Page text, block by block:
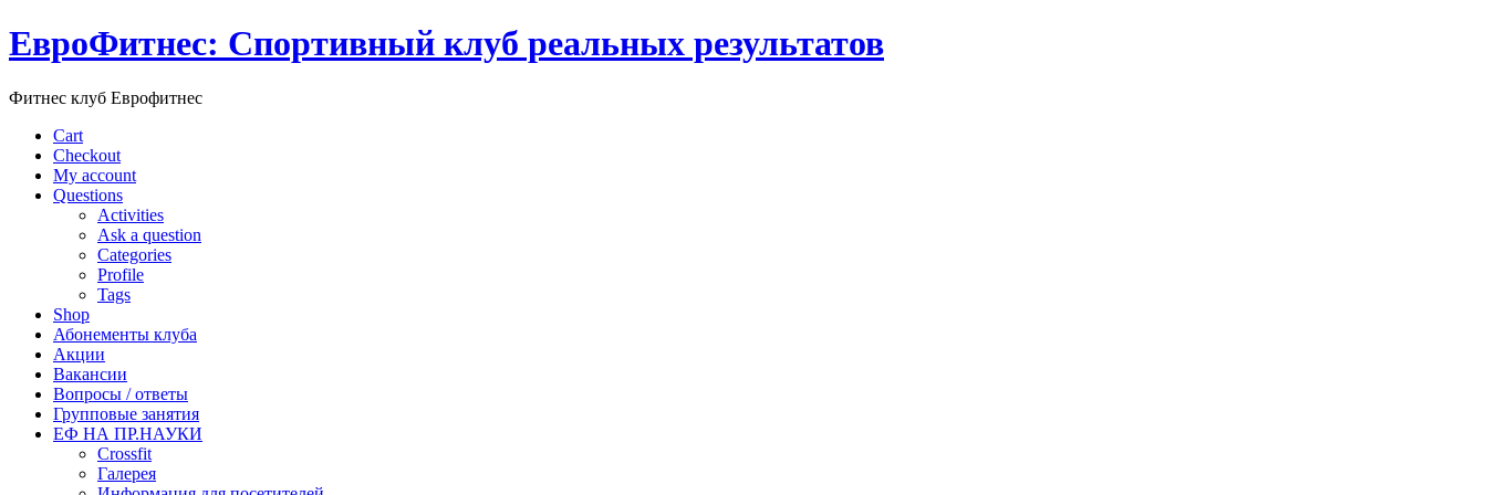
ЕвроФитнес: Спортивный клуб реальных результатов
Фитнес клуб Еврофитнес
Cart
Checkout
My account
Questions
Activities
Ask a question
Categories
Profile
Tags
Shop
Абонементы клуба
Акции
Вакансии
Вопросы / ответы
Групповые занятия
ЕФ НА ПР.НАУКИ
Crossfit
Галерея